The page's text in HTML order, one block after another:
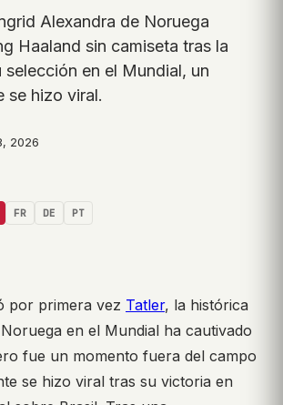
Alexandra de Noruega
Haaland sin camiseta tras la
en el Mundial, un
se hizo viral.
2026
FR DE PT
por primera vez Tatler, la histórica
en el Mundial ha cautivado
fue un momento fuera del campo
se hizo viral tras su victoria en